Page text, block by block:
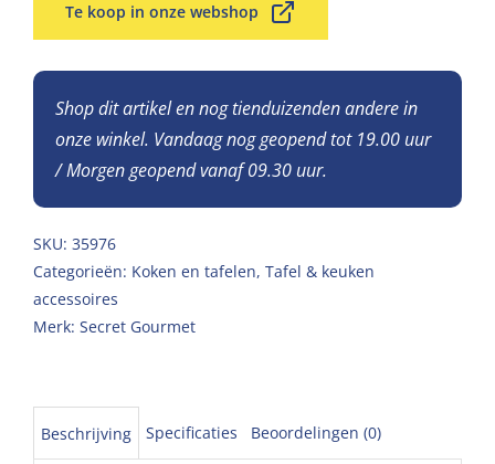
Te koop in onze webshop
Shop dit artikel en nog tienduizenden andere in
onze winkel. Vandaag nog geopend tot 19.00 uur
/ Morgen geopend vanaf 09.30 uur.
SKU: 35976
Categorieën: Koken en tafelen, Tafel & keuken
accessoires
Merk: Secret Gourmet
Beschrijving Specificaties Beoordelingen (0)